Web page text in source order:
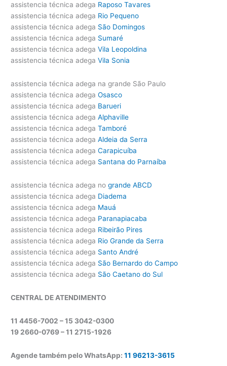
assistencia técnica adega Raposo Tavares
assistencia técnica adega Rio Pequeno
assistencia técnica adega São Domingos
assistencia técnica adega Sumaré
assistencia técnica adega Vila Leopoldina
assistencia técnica adega Vila Sonia
assistencia técnica adega na grande São Paulo
assistencia técnica adega Osasco
assistencia técnica adega Barueri
assistencia técnica adega Alphaville
assistencia técnica adega Tamboré
assistencia técnica adega Aldeia da Serra
assistencia técnica adega Carapicuíba
assistencia técnica adega Santana do Parnaíba
assistencia técnica adega nogrande ABCD
assistencia técnica adega Diadema
assistencia técnica adega Mauá
assistencia técnica adega Paranapiacaba
assistencia técnica adega Ribeirão Pires
assistencia técnica adega Rio Grande da Serra
assistencia técnica adega Santo André
assistencia técnica adega São Bernardo do Campo
assistencia técnica adega São Caetano do Sul
CENTRAL DE ATENDIMENTO
11 4456-7002 – 15 3042-0300
19 2660-0769 –11 2715-1926
Agende também pelo WhatsApp:11 96213-3615